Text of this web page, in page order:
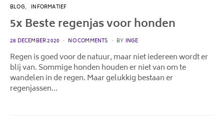
BLOG INFORMATIEF
5x Beste regenjas voor honden
POSTED
28 DECEMBER 2020 NO COMMENTS BY INGE
Regen is goed voor de natuur, maar niet iedereen wordt er
blij van. Sommige honden houden er niet van om te
wandelen in de regen. Maar gelukkig bestaan er
regenjassen…